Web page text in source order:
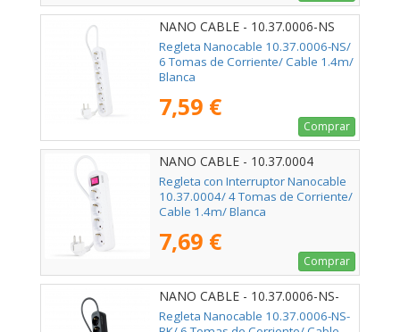
NANO CABLE - 10.37.0006-NS
Regleta Nanocable 10.37.0006-NS/
6 Tomas de Corriente/ Cable 1.4m/
Blanca
7,59 €
Comprar
NANO CABLE - 10.37.0004
Regleta con Interruptor Nanocable
10.37.0004/ 4 Tomas de Corriente/
Cable 1.4m/ Blanca
7,69 €
Comprar
NANO CABLE - 10.37.0006-NS-
BK
Regleta Nanocable 10.37.0006-NS-